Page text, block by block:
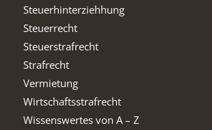
Steuerhinterziehhung
Steuerrecht
Steuerstrafrecht
Strafrecht
Vermietung
Wirtschaftsstrafrecht
Wissenswertes von A – Z